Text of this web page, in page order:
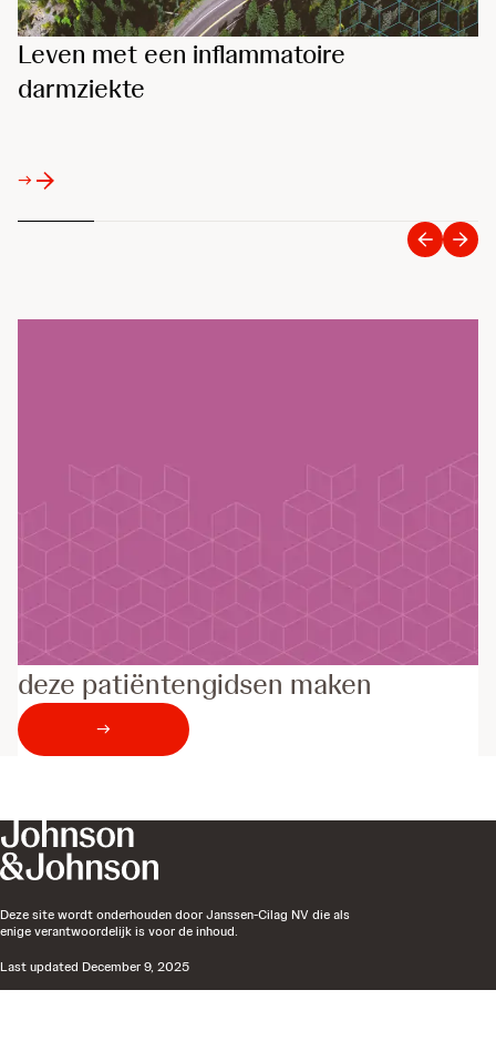
Leven met een inflammatoire
darmziekte
→
Ontdek waarom wij samen
deze patiëntengidsen maken
→
Deze site wordt onderhouden door Janssen-Cilag NV die als
enige verantwoordelijk is voor de inhoud.
Last updated December 9, 2025